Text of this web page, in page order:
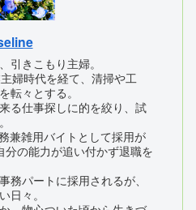
引きこもり主婦。
婦時代を経て、清掃や工
転々とする。
る仕事探しに的を絞り、試
兼雑用バイトとして採用が
の能力が追い付かず退職を
務パートに採用されるが、
日々。